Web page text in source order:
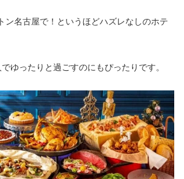
ン名古屋で！というほどハズレなしのホテ
ゆったりと過ごすのにもぴったりです。